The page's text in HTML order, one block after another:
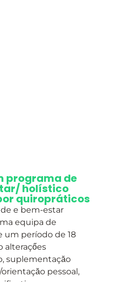
programa de
holístico
quiropráticos
e bem-estar
equipa de
um período de 18
alteraçőes
suplementaçăo
pessoal,